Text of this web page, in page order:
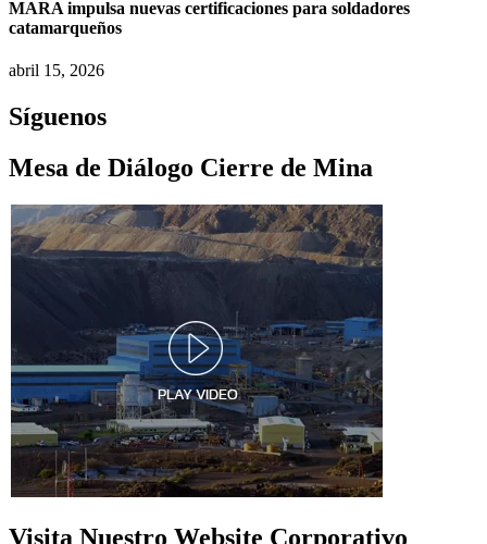
MARA impulsa nuevas certificaciones para soldadores
catamarqueños
abril 15, 2026
Síguenos
Mesa de Diálogo Cierre de Mina
Visita Nuestro Website Corporativo